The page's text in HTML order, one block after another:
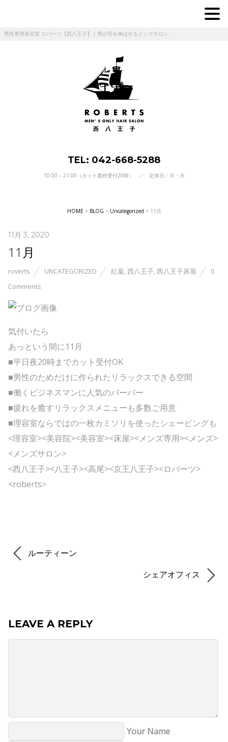
男性専用美容室 ロバーツ【西八王子】｜男が羽を伸ばせるメンズサロン
TEL: 042-668-5288
10:00 – 21:00（カット最終受付20時） ／ 定休日：月・火
HOME > BLOG > Uncategorized > 11月
11月 3, 2020
11月
roverts UNCATEGORIZED 紅葉,西八王子,西八王子床屋
0
Comments
気付いたら
あっという間に11月
■平日夜20時までカット受付OK
■男性のためだけに作られたリラックスできる空間
■働くビジネスマンに人気のバーバー
■疲れを癒すリラックスメニューも多数ご用意
■理容室ならではの一枚カミソリを使ったシェービングも
<理容室><美容院><美容室><床屋><メンズ専用><メンズ>
<メンズサロン>
<西八王子><八王子><高尾><京王八王子><ロバーツ>
<roberts>
ルーティーン
シェアオフィス
LEAVE A REPLY
Your Name